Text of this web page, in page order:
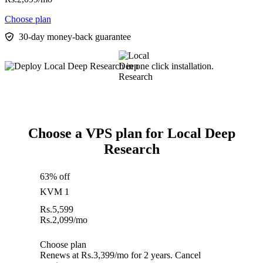
Choose plan
30-day money-back guarantee
Choose a VPS plan for Local Deep
Research
63% off
KVM 1
Rs.5,599
Rs.2,099/mo
Choose plan
Renews at Rs.3,399/mo for 2 years. Cancel